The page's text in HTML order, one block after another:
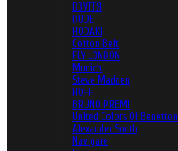
ВЗУТТЯ
DUDE
HODAKI
Cotton Belt
FLY LONDON
Munich
Steve Madden
HOFF
BRUNO PREMI
United Colors Of Benetton
Alexander Smith
Navigare